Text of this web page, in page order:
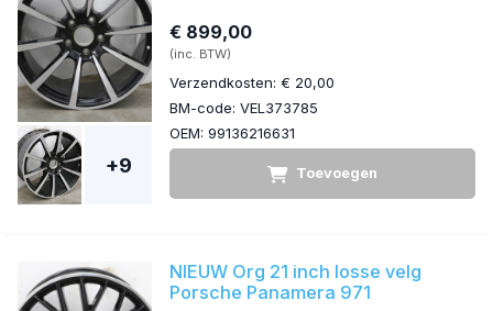
+9
€ 899,00
(inc. BTW)
Verzendkosten: € 20,00
BM-code: VEL373785
OEM: 99136216631
Toevoegen
NIEUW Org 21 inch losse velg
Porsche Panamera 971